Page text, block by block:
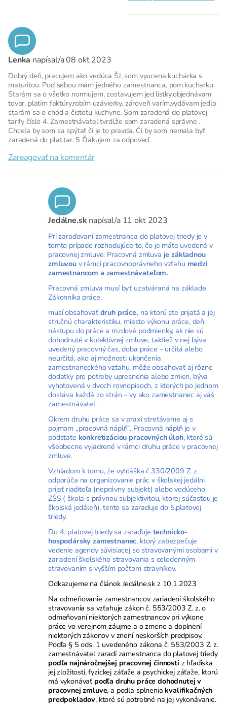
Lenka napísal/a08 okt 2023
Dobrý deň, pracujem ako vedúca ŠJ, som vyucena kuchárka s
maturitou. Pod sebou mám jedného zamestnanca, pom.kucharku.
Starám sa o všetko normujem, zostavujem jed.listky,objednávam
tovar, platím faktúry,robím uzávierky, zároveň varím,vydávam jedlo
starám sa o chod a čistotu kuchyne. Som zaradená do platovej
tarify číslo 4. Zamestnávateľ tvrdí,že som zaradená správne .
Chcela by som sa spýtať či je to pravda. Či by som nemala byť
zaradená do plat.tar. 5 Ďakujem za odpoveď.
Zareagovať na komentár
Jedálne.sk napísal/a 11 okt 2023
Pri zaraďovaní zamestnanca do platovej triedy je v
tomto prípade rozhodujúce to, čo je máte uvedené v
pracovnej zmluve. Pracovná zmluva je základnou
zmluvouv rámci pracovnoprávneho vzťahu medzi
zamestnancom a zamestnávateľom.
Pracovná zmluva musí byť uzatváraná na základe
Zákonníka práce,
musí obsahovať druh práce, na ktorú ste prijatá a jej
stručnú charakteristiku, miesto výkonu práce, deň
nástupu do práce a mzdové podmienky, ak nie sú
dohodnuté v kolektívnej zmluve, taktiež v nej býva
uvedený pracovný čas, doba práce – určitá alebo
neurčitá, ako aj možnosti ukončenia
zamestnaneckého vzťahu, môže obsahovať aj rôzne
dodatky pre potreby upresnenia alebo zmien, býva
vyhotovená v dvoch rovnopisoch, z ktorých po jednom
dostáva každá zo strán – vy ako zamestnanec aj váš
zamestnávateľ.
Okrem druhu práce sa v praxi stretávame aj s
pojmom „pracovná náplň“. Pracovná náplň je v
podstate konkretizáciou pracovných úloh, ktoré sú
všeobecne vyjadrené v rámci druhu práce v pracovnej
zmluve.
Vzhľadom k tomu, že vyhláška č.330/2009 Z. z.
odporúča na organizovanie prác v školskej jedálni
prijať riaditeľa (neprávny subjekt) alebo vedúceho
ZŠS ( škola s právnou subjektivitou, ktorej súčasťou je
školská jedáleň), tento sa zaraďuje do 5.platovej
triedy.
Do 4. platovej triedy sa zaraďuje technicko-
hospodársky zamestnanec, ktorý zabezpečuje
vedenie agendy súvisiacej so stravovanými osobami v
zariadení školského stravovania s celodenným
stravovaním s vyšším počtom stravníkov.
Odkazujeme na článok Jedálne.sk z 10.1.2023
Na odmeňovanie zamestnancov zariadení školského
stravovania sa vzťahuje zákon č. 553/2003 Z. z. o
odmeňovaní niektorých zamestnancov pri výkone
práce vo verejnom záujme a o zmene a doplnení
niektorých zákonov v znení neskorších predpisov.
Podľa § 5 ods. 1 uvedeného zákona č. 553/2003 Z. z.
zamestnávateľ zaradí zamestnanca do platovej triedy
podľa najnáročnejšej pracovnej činnosti z hľadiska
jej zložitosti, fyzickej záťaže a psychickej záťaže, ktorú
má vykonávať podľa druhu práce dohodnutej v
pracovnej zmluve, a podľa splnenia kvalifikačných
predpokladov, ktoré sú potrebné na jej vykonávanie.